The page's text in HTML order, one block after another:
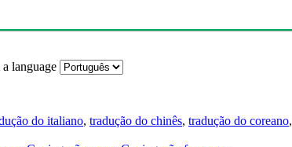
a language
do italiano, tradução do chinês, tradução do coreano,